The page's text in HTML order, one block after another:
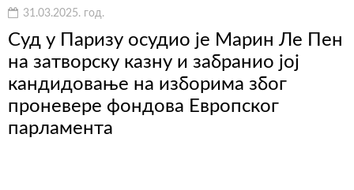
31.03.2025. год.
Суд у Паризу осудио је Марин Ле Пен
на затворску казну и забранио јој
кандидовање на изборима због
проневере фондова Европског
парламента